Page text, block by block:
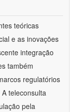
teóricas
e as inovações
integração
também
regulatórios
teleconsulta
pela